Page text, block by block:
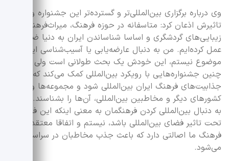
وی درباره برگزاری بین‌المللی‌تر و گسترده‌تر این جشنواره و
تاثیرش اذعان کرد: متاسفانه در حوزه فرهنگ، میراث‌فرهنگی،
زیبایی‌های گردشگری و اساسا شناساندن ایران به دنیا ضعیف
عمل کرده‌ایم. من به دنبال عارضه‌یابی یا آسیب‌شناسی این
موضوع نیستم، این خودش یک بحث طولانی است ولی برگزاری
چنین جشنواره‌هایی با رویکرد بین‌المللی کمک می‌کند که
جذابیت‌های فرهنگ ایران بین‌المللی شود و مجموعه‌ها و
کشور‌های دیگر و مخاطبین بین‌المللی، آن‌ها را بشناسند. شخصا
به دنبال بین‌المللی کردن فرهنگمان به معنی اینکه این فرهنگ
تحت تاثیر فضای بین‌المللی باشد، نیستم و اتفاقا معتقدم که
فرهنگ ما اصالتی دارد که باعث جذب مخاطبان در سراسر دنیا
می‌شود.